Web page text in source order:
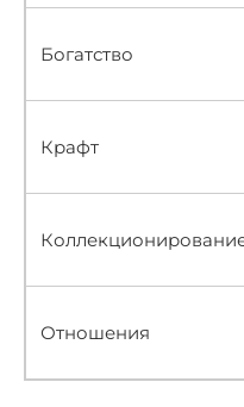
Богатство
Крафт
Отношения